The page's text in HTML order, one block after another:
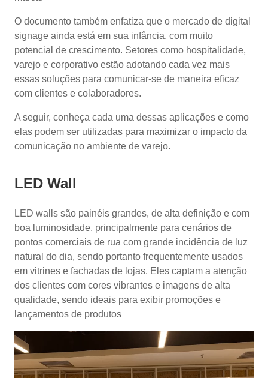
O documento também enfatiza que o mercado de digital
signage ainda está em sua infância, com muito
potencial de crescimento. Setores como hospitalidade,
varejo e corporativo estão adotando cada vez mais
essas soluções para comunicar-se de maneira eficaz
com clientes e colaboradores.
A seguir, conheça cada uma dessas aplicações e como
elas podem ser utilizadas para maximizar o impacto da
comunicação no ambiente de varejo.
LED Wall
LED walls são painéis grandes, de alta definição e com
boa luminosidade, principalmente para cenários de
pontos comerciais de rua com grande incidência de luz
natural do dia, sendo portanto frequentemente usados
em vitrines e fachadas de lojas. Eles captam a atenção
dos clientes com cores vibrantes e imagens de alta
qualidade, sendo ideais para exibir promoções e
lançamentos de produtos